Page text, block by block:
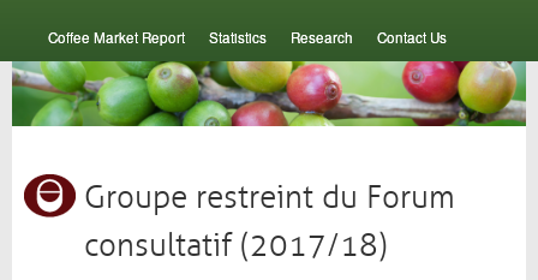
Coffee Market Report Statistics Research Contact Us
Groupe restreint du Forum
consultatif (2017/18)